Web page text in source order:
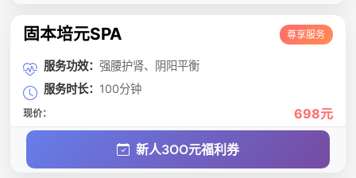
固本培元SPA 尊享服务
服务功效： 强腰护肾、阴阳平衡
服务时长： 100分钟
现价： 698元
新人3OO元福利券